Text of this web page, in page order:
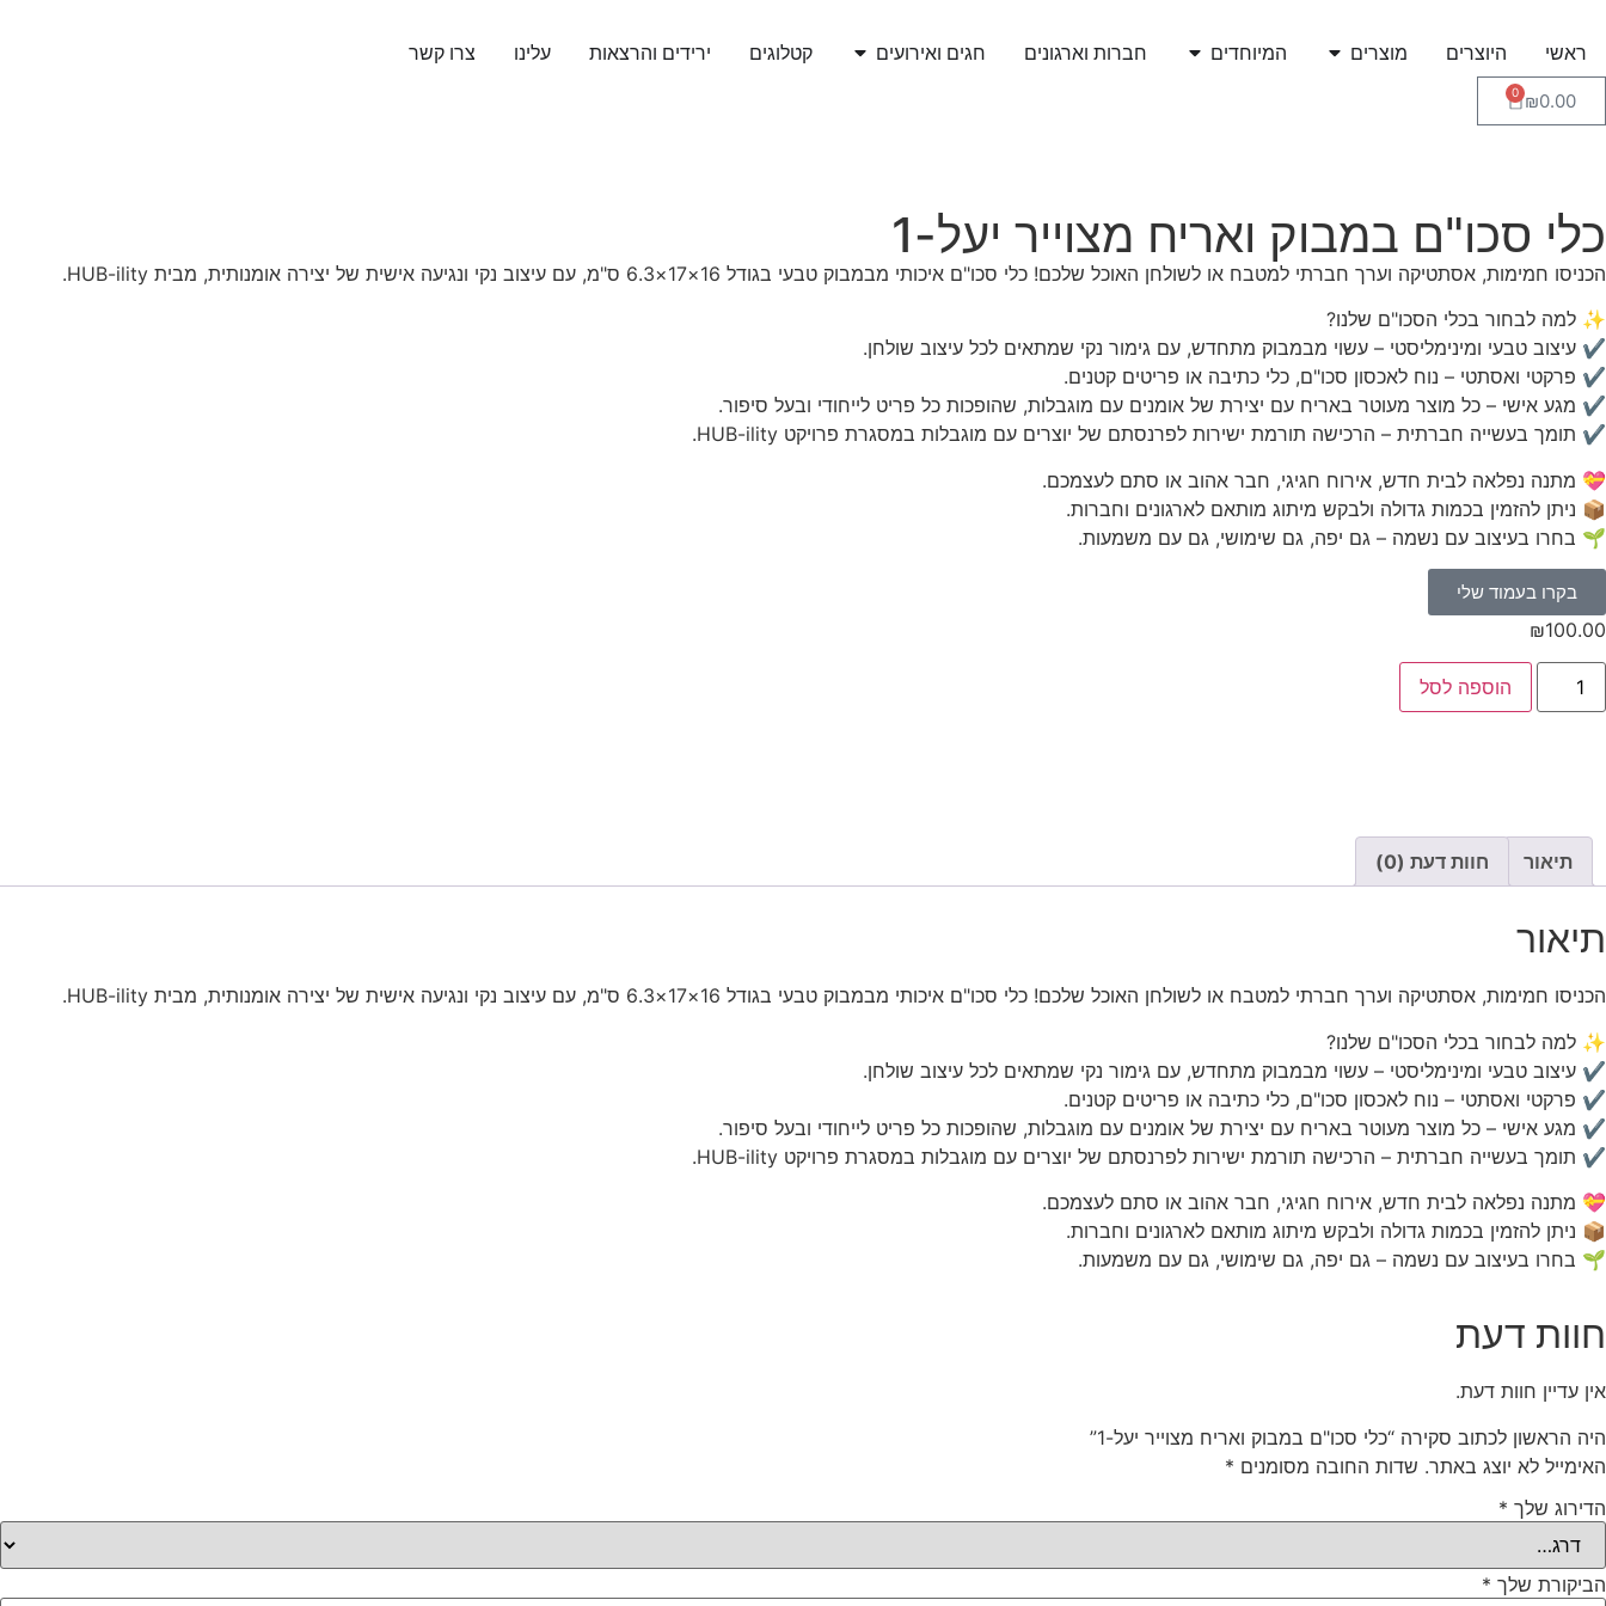
ראשי היוצרים מוצרים המיוחדים חברות וארגונים חגים ואירועים קטלוגים ירידים והרצאות עלינו צרו קשר
₪0.00
0
כלי סכו"ם במבוק ואריח מצוייר יעל-1
הכניסו חמימות, אסתטיקה וערך חברתי למטבח או לשולחן האוכל שלכם! כלי סכו"ם איכותי מבמבוק טבעי בגודל 16×17×6.3 ס"מ, עם עיצוב נקי ונגיעה אישית של יצירה אומנותית, מבית HUB-ility.
✨ למה לבחור בכלי הסכו"ם שלנו?
✔ עיצוב טבעי ומינימליסטי – עשוי מבמבוק מתחדש, עם גימור נקי שמתאים לכל עיצוב שולחן.
✔ פרקטי ואסתטי – נוח לאכסון סכו"ם, כלי כתיבה או פריטים קטנים.
✔ מגע אישי – כל מוצר מעוטר באריח עם יצירת של אומנים עם מוגבלות, שהופכות כל פריט לייחודי ובעל סיפור.
✔ תומך בעשייה חברתית – הרכישה תורמת ישירות לפרנסתם של יוצרים עם מוגבלות במסגרת פרויקט HUB-ility.
💝 מתנה נפלאה לבית חדש, אירוח חגיגי, חבר אהוב או סתם לעצמכם.
📦 ניתן להזמין בכמות גדולה ולבקש מיתוג מותאם לארגונים וחברות.
🌱 בחרו בעיצוב עם נשמה – גם יפה, גם שימושי, גם עם משמעות.
בקרו בעמוד שלי
₪100.00
הוספה לסל
תיאור חוות דעת (0)
תיאור
הכניסו חמימות, אסתטיקה וערך חברתי למטבח או לשולחן האוכל שלכם! כלי סכו"ם איכותי מבמבוק טבעי בגודל 16×17×6.3 ס"מ, עם עיצוב נקי ונגיעה אישית של יצירה אומנותית, מבית HUB-ility.
✨ למה לבחור בכלי הסכו"ם שלנו?
✔ עיצוב טבעי ומינימליסטי – עשוי מבמבוק מתחדש, עם גימור נקי שמתאים לכל עיצוב שולחן.
✔ פרקטי ואסתטי – נוח לאכסון סכו"ם, כלי כתיבה או פריטים קטנים.
✔ מגע אישי – כל מוצר מעוטר באריח עם יצירת של אומנים עם מוגבלות, שהופכות כל פריט לייחודי ובעל סיפור.
✔ תומך בעשייה חברתית – הרכישה תורמת ישירות לפרנסתם של יוצרים עם מוגבלות במסגרת פרויקט HUB-ility.
💝 מתנה נפלאה לבית חדש, אירוח חגיגי, חבר אהוב או סתם לעצמכם.
📦 ניתן להזמין בכמות גדולה ולבקש מיתוג מותאם לארגונים וחברות.
🌱 בחרו בעיצוב עם נשמה – גם יפה, גם שימושי, גם עם משמעות.
חוות דעת
אין עדיין חוות דעת.
היה הראשון לכתוב סקירה “כלי סכו"ם במבוק ואריח מצוייר יעל-1”
האימייל לא יוצג באתר. שדות החובה מסומנים *
הדירוג שלך *
הביקורת שלך *